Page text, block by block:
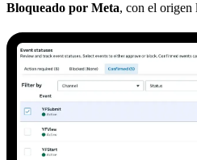
Bloqueado por Meta, con el origen